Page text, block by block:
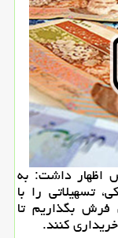
اظهار داشت: به
تسهیلاتی را با
فرش بگذاریم تا
كنند.